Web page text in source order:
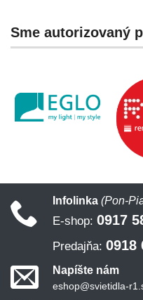
Sme autorizovaný
Infolinka (Pon-
E-shop: 0917
Predajňa: 0918
Napíšte nám
eshop@svietidla-